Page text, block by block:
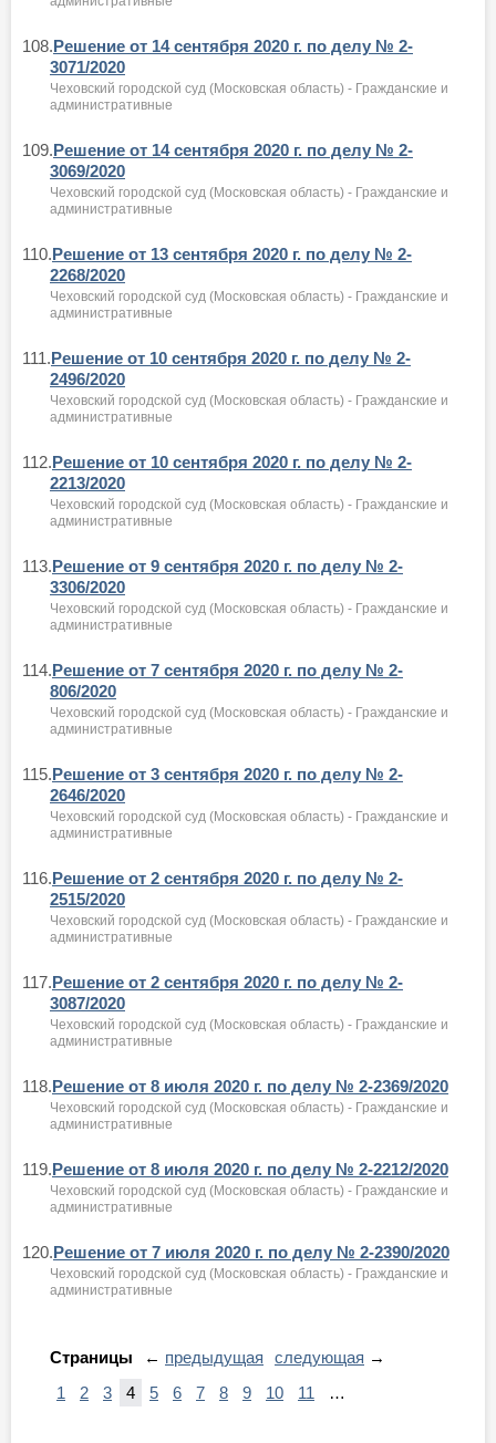
108.Решение от 14 сентября 2020 г. по делу № 2-
3071/2020
Чеховский городской суд (Московская область) - Гражданские и
административные
109.Решение от 14 сентября 2020 г. по делу № 2-
3069/2020
Чеховский городской суд (Московская область) - Гражданские и
административные
110.Решение от 13 сентября 2020 г. по делу № 2-
2268/2020
Чеховский городской суд (Московская область) - Гражданские и
административные
111.Решение от 10 сентября 2020 г. по делу № 2-
2496/2020
Чеховский городской суд (Московская область) - Гражданские и
административные
112.Решение от 10 сентября 2020 г. по делу № 2-
2213/2020
Чеховский городской суд (Московская область) - Гражданские и
административные
113.Решение от 9 сентября 2020 г. по делу № 2-
3306/2020
Чеховский городской суд (Московская область) - Гражданские и
административные
114.Решение от 7 сентября 2020 г. по делу № 2-
806/2020
Чеховский городской суд (Московская область) - Гражданские и
административные
115.Решение от 3 сентября 2020 г. по делу № 2-
2646/2020
Чеховский городской суд (Московская область) - Гражданские и
административные
116.Решение от 2 сентября 2020 г. по делу № 2-
2515/2020
Чеховский городской суд (Московская область) - Гражданские и
административные
117.Решение от 2 сентября 2020 г. по делу № 2-
3087/2020
Чеховский городской суд (Московская область) - Гражданские и
административные
118.Решение от 8 июля 2020 г. по делу № 2-2369/2020
Чеховский городской суд (Московская область) - Гражданские и
административные
119.Решение от 8 июля 2020 г. по делу № 2-2212/2020
Чеховский городской суд (Московская область) - Гражданские и
административные
120.Решение от 7 июля 2020 г. по делу № 2-2390/2020
Чеховский городской суд (Московская область) - Гражданские и
административные
Страницы ← предыдущая следующая →
1
2 3 4 5 6 7 8 9 10 11 …